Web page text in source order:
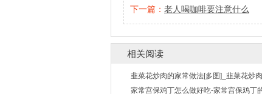
下一篇： 老人喝咖啡要注意什么
相关阅读
韭菜花炒肉的家常做法[多图]_韭菜花炒
家常宫保鸡丁怎么做好吃-家常宫保鸡丁